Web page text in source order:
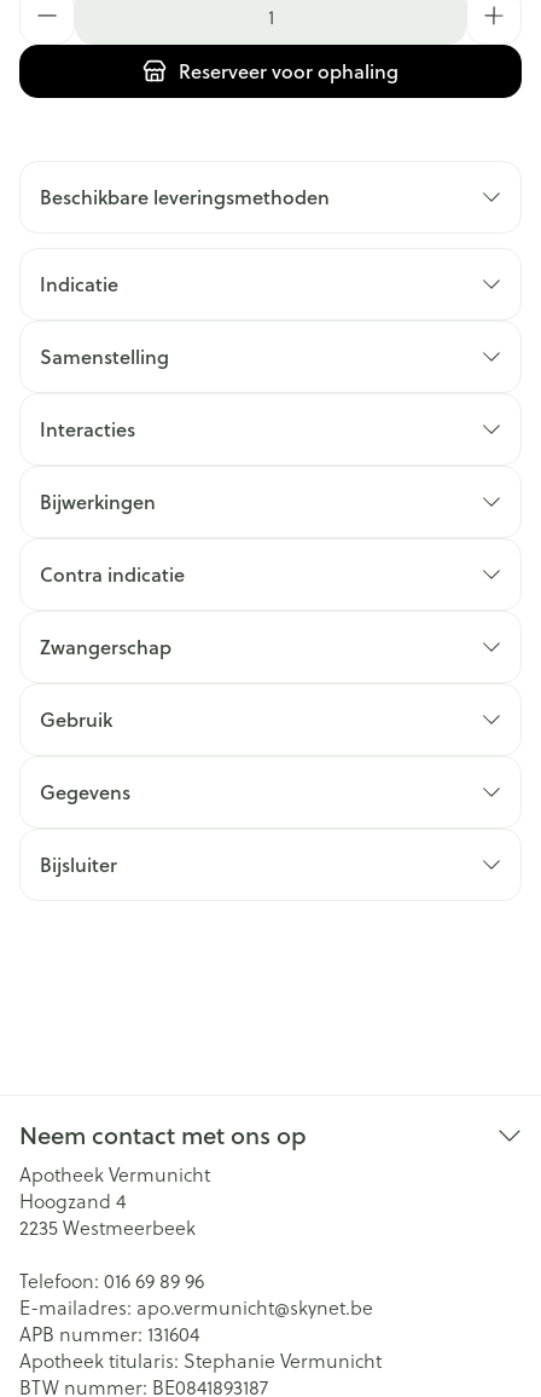
Reserveervoor ophaling
Beschikbare leveringsmethoden
Indicatie
Samenstelling
Interacties
Bijwerkingen
Contra indicatie
Zwangerschap
Gebruik
Gegevens
Bijsluiter
Neem contact met ons op
Apotheek Vermunicht
Hoogzand 4
2235Westmeerbeek
Telefoon: 016 69 89 96
E-mailadres: apo.vermunicht@skynet.be
APB nummer: 131604
Apotheek titularis: Stephanie Vermunicht
BTW nummer: BE0841893187